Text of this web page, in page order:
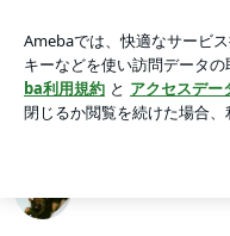
アプリをダウンロードして
ょう。